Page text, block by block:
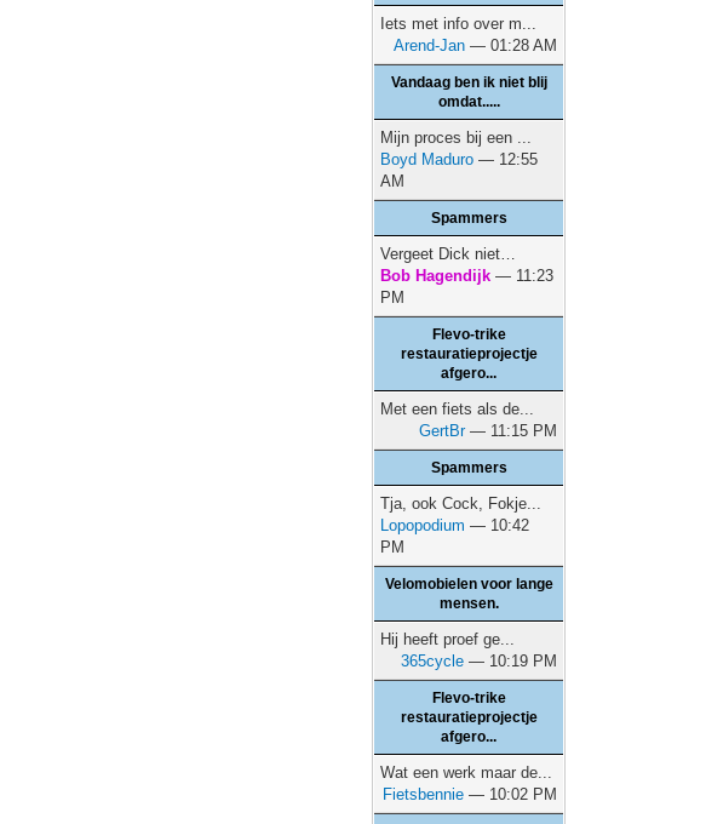
Iets met info over m...
Arend-Jan — 01:28 AM
Vandaag ben ik niet blij
omdat.....
Mijn proces bij een ...
Boyd Maduro — 12:55
AM
Spammers
Vergeet Dick niet…
Bob Hagendijk — 11:23
PM
Flevo-trike
restauratieprojectje
afgero...
Met een fiets als de...
GertBr— 11:15 PM
Spammers
Tja, ook Cock, Fokje...
Lopopodium — 10:42
PM
Velomobielen voor lange
mensen.
Hij heeft proef ge...
365cycle — 10:19 PM
Flevo-trike
restauratieprojectje
afgero...
Wat een werk maar de...
Fietsbennie — 10:02 PM